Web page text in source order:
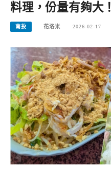
料理，份量有夠大！
南投 花洛米 2026-02-17